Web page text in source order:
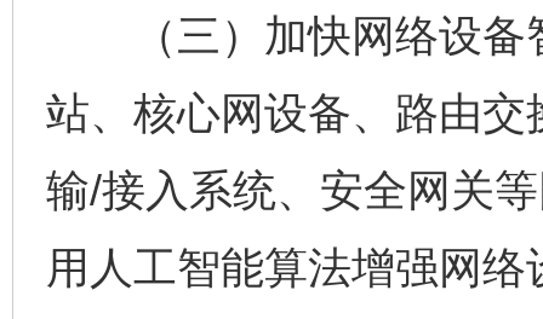
（三）加快网络设备
站、核心网设备、路由
输/接入系统、安全网关
用人工智能算法增强网